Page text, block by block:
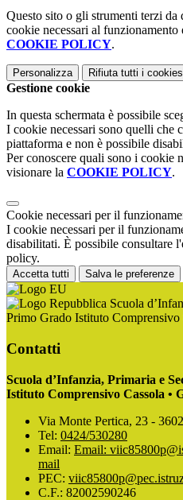
Questo sito o gli strumenti terzi
cookie necessari al
COOKIE POLICY.
Personalizza Rifiuta tutti i cookies
Gestione cookie
In questa schermata è possibile
I cookie necessari sono quelli che
piattaforma e non è possibile
Per conoscere quali sono i cookie
visionare la COOKIE POLICY.
Cookie necessari per il
I cookie necessari per il
disabilitati. È possibile consultare
policy.
Accetta tutti Salva le preferenze
Scuola
Primo Grado Istituto Comprensivo
Contatti
Scuola d’Infanzia, Primaria e
Istituto Comprensivo Cassola •
Via Monte Pertica, 23 -
Tel: 0424/530280
Email: Email:
mail
PEC:
C.F.: 82002590246